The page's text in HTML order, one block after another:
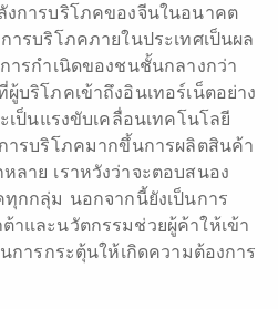
การบริโภคของจีนในอนาคต
ารบริโภคภายในประเทศเป็นผล
ารกำเนิดของชนชั้นกลางกว่า
บริโภคเข้าถึงอินเทอร์เน็ตอย่าง
เป็นแรงขับเคลื่อนเทคโนโลยี
ารบริโภคมากขึ้นการผลิตสินค้า
ลาย เราหวังว่าจะตอบสนอง
กกลุ่ม นอกจากนี้ยังเป็นการ
าและนวัตกรรมช่วยผู้ค้าให้เข้า
การกระตุ้นให้เกิดความต้องการ